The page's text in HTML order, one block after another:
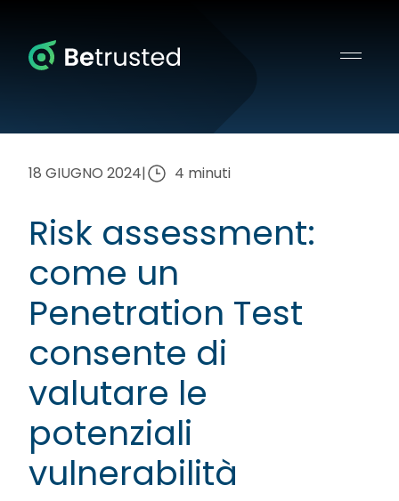
18 GIUGNO 2024| 4 minuti
Risk assessment:
come un
Penetration Test
consente di
valutare le
potenziali
vulnerabilità